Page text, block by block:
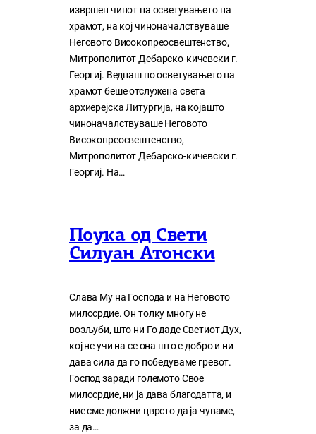
извршен чинот на осветувањето на
храмот, на кој чиноначалствуваше
Неговото Високопреосвештенство,
Митрополитот Дебарско-кичевски г.
Георгиј. Веднаш по осветувањето на
храмот беше отслужена света
архиерејска Литургија, на којашто
чиноначалствуваше Неговото
Високопреосвештенство,
Митрополитот Дебарско-кичевски г.
Георгиј. На…
Поука од Свети
Силуан Атонски
Слава Му на Господа и на Неговото
милосрдие. Он толку многу нe
возљуби, што ни Го даде Светиот Дух,
кој нe учи на сe она што е добро и ни
дава сила да го победуваме гревот.
Господ заради големото Свое
милосрдие, ни ја дава благодатта, и
ние сме должни цврсто да ја чуваме,
за да…